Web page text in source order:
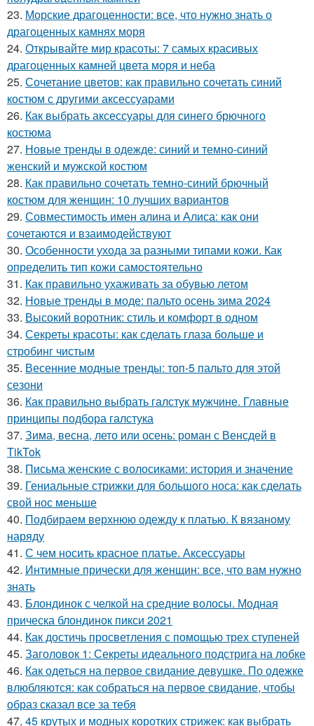
23. Морские драгоценности: все, что нужно знать о
драгоценных камнях моря
24. Открывайте мир красоты: 7 самых красивых
драгоценных камней цвета моря и неба
25. Сочетание цветов: как правильно сочетать синий
костюм с другими аксессуарами
26. Как выбрать аксессуары для синего брючного
костюма
27. Новые тренды в одежде: синий и темно-синий
женский и мужской костюм
28. Как правильно сочетать темно-синий брючный
костюм для женщин: 10 лучших вариантов
29. Совместимость имен алина и Алиса: как они
сочетаются и взаимодействуют
30. Особенности ухода за разными типами кожи. Как
определить тип кожи самостоятельно
31. Как правильно ухаживать за обувью летом
32. Новые тренды в моде: пальто осень зима 2024
33. Высокий воротник: стиль и комфорт в одном
34. Секреты красоты: как сделать глаза больше и
стробинг чистым
35. Весенние модные тренды: топ-5 пальто для этой
сезони
36. Как правильно выбрать галстук мужчине. Главные
принципы подбора галстука
37. Зима, весна, лето или осень: роман с Венсдей в
TikTok
38. Письма женские с волосиками: история и значение
39. Гениальные стрижки для большого носа: как сделать
свой нос меньше
40. Подбираем верхнюю одежду к платью. К вязаному
наряду
41. С чем носить красное платье. Аксессуары
42. Интимные прически для женщин: все, что вам нужно
знать
43. Блондинок с челкой на средние волосы. Модная
прическа блондинок пикси 2021
44. Как достичь просветления с помощью трех ступеней
45. Заголовок 1: Секреты идеального подстрига на лобке
46. Как одеться на первое свидание девушке. По одежке
влюбляются: как собраться на первое свидание, чтобы
образ сказал все за тебя
47. 45 крутых и модных коротких стрижек: как выбрать